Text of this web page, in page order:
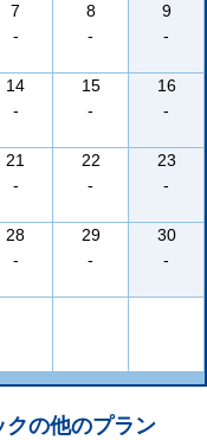
7
-
8
-
9
-
14
-
15
-
16
-
21
-
22
-
23
-
28
-
29
-
30
-
クの他のプラン